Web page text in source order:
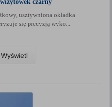
usztywniona okładka
się precyzją wyko...
Wyświetl